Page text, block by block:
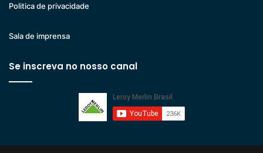
Politica de privacidade
Sala de imprensa
Se inscreva no nosso canal